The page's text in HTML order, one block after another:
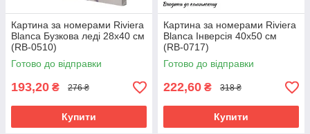
Картина за номерами Riviera
Blanca Бузкова леді 28x40 см
(RB-0510)
Готово до відправки
193,20 ₴ 276 ₴
Купити
Картина за номерами Riviera
Blanca Інверсія 40x50 см
(RB-0717)
Готово до відправки
222,60 ₴ 318 ₴
Купити